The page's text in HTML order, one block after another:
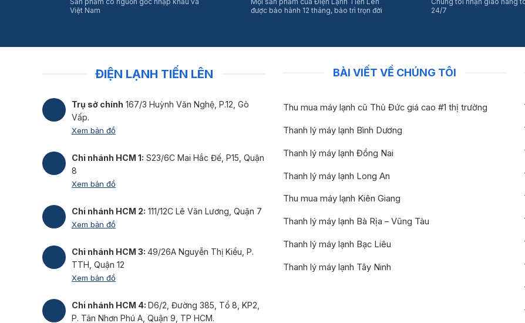
Việt Nam
được bảo hành 12 tháng, bảo trì trọn đời
24/7
ĐIỆN LẠNH TIẾN LÊN
Trụ sở chính 167/3 Huỳnh Văn Nghệ, P.12, Gò
Vấp.
Xem bản đồ
Chi nhánh HCM 1: S23/6C Mai Hắc Đế, P15, Quận
8
Xem bản đồ
Chi nhánh HCM 2: 111/12C Lê Văn Lương, Quận 7
Xem bản đồ
Chi nhánh HCM 3: 49/26A Nguyễn Thị Kiểu, P.
TTH, Quận 12
Xem bản đồ
Chi nhánh HCM 4: D6/2, Đường 385, Tổ 8, KP2,
P. Tân Nhơn Phú A, Quận 9, TP HCM.
BÀI VIẾT VỀ CHÚNG TÔI
Thu mua máy lạnh cũ Thủ Đức giá cao #1 thị trường
Thanh lý máy lạnh Bình Dương
Thanh lý máy lạnh Đồng Nai
Thanh lý máy lạnh Long An
Thu mua máy lạnh Kiên Giang
Thanh lý máy lạnh Bà Rịa – Vũng Tàu
Thanh lý máy lạnh Bạc Liêu
Thanh lý máy lạnh Tây Ninh